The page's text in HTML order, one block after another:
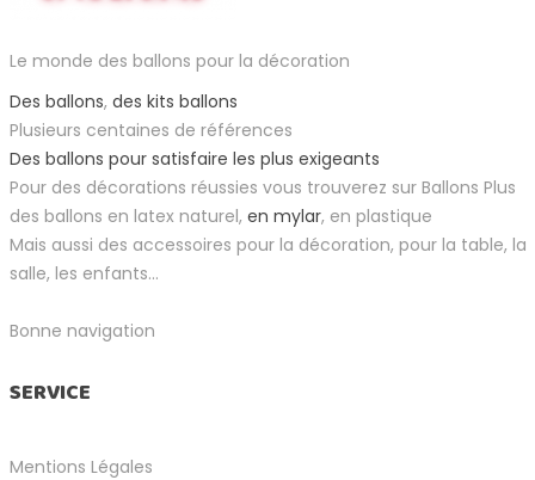
Le monde des ballons pour la décoration
Des ballons, des kits ballons
Plusieurs centaines de références
Des ballons pour satisfaire les plus exigeants
Pour des décorations réussies vous trouverez sur Ballons Plus
des ballons en latex naturel, en mylar, en plastique
Mais aussi des accessoires pour la décoration, pour la table, la
salle, les enfants...
Bonne navigation
SERVICE
Mentions Légales